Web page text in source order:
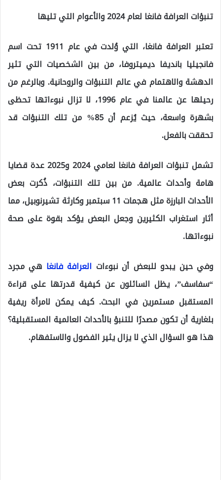
تنبؤات العرافة فانغا لعام 2024 والأعوام التي تليها
تعتبر العرافة فانغا، التي وُلدت في عام 1911 تحت اسم
فانجيليا بانديفا ديميتروفا، من بين الشخصيات التي تثير
الدهشة والاهتمام في عالم التنبؤات والروحانية. وبالرغم من
رحيلها عن عالمنا في عام 1996، لا تزال نبوءاتها تحظى
بشهرة واسعة، حيث يُزعم أن 85% من تلك التنبؤات قد
تحققت بالفعل.
تشمل تنبؤات العرافة فانغا لعامي 2024 و2025 عدة قضايا
هامة وأحداث عالمية. من بين تلك التنبؤات، ذُكرت بعض
الأحداث البارزة مثل هجمات 11 سبتمبر وكارثة تشيرنوبيل، مما
أثار استغراب الكثيرين وجعل البعض يؤكد بقوة على صحة
نبوءاتها.
وفي حين يبدو للبعض أن نبوءات العرافة فانغا هي مجرد
“سفاسف”، يظل السائلون عن كيفية قدرتها على قراءة
المستقبل مستمرين في البحث. كيف يمكن لامرأة ريفية
بلغارية أن تكون مصدرًا للتنبؤ بالأحداث العالمية المستقبلية؟
هذا هو السؤال الذي لا يزال يثير الفضول والاستفهام.